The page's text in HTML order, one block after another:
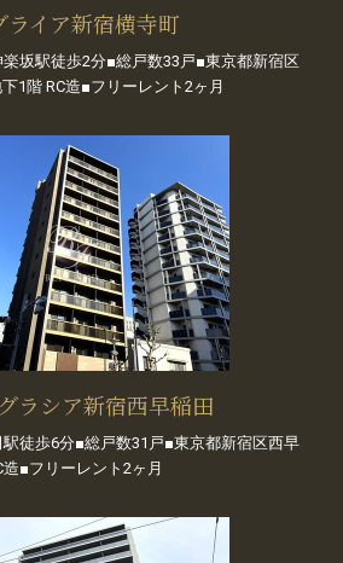
ライア新宿横寺町
坂駅徒歩2分■総戸数33戸■東京都新宿区
1階 RC造■フリーレント2ヶ月
ラシア新宿西早稲田
徒歩6分■総戸数31戸■東京都新宿区西早
■フリーレント2ヶ月